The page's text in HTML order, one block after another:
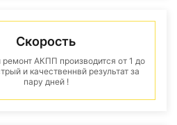
Скорость
АКПП производится от 1 до
и качественнвй результат за
пару дней !